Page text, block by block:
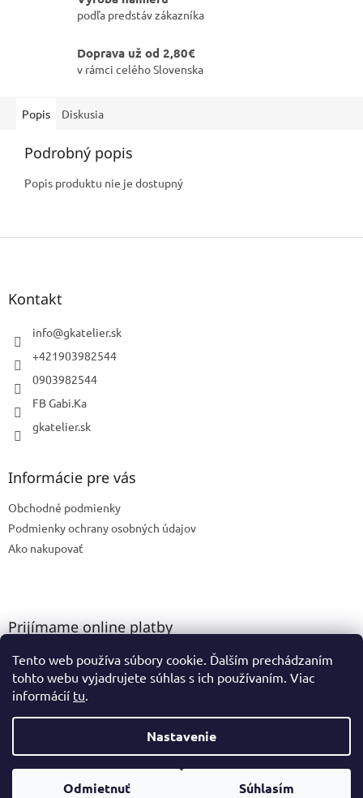
Tento web používa súbory cookie. Ďalším prechádzaním
tohto webu vyjadrujete súhlas s ich používaním. Viac
informácií tu.
Nastavenie
Odmietnuť Súhlasím
podľa predstáv zákazníka
Doprava už od 2,80€
v rámci celého Slovenska
Popis Diskusia
Podrobný popis
Popis produktu nie je dostupný
Z
Kontakt
info@gkatelier.sk
+421903982544
0903982544
FB Gabi.Ka
gkatelier.sk
Informácie pre vás
Obchodné podmienky
Podmienky ochrany osobných údajov
Ako nakupovať
Prijímame online platby
Vytvoril Shoptet
Copyright 2026 . Všetky práva vyhradené.